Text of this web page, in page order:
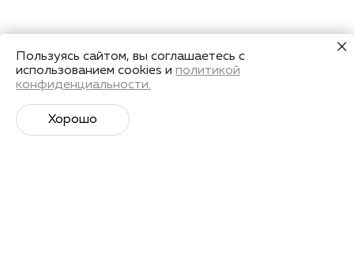
Пользуясь сайтом, вы соглашаетесь с
использованием cookies и политикой
конфиденциальности.
Хорошо